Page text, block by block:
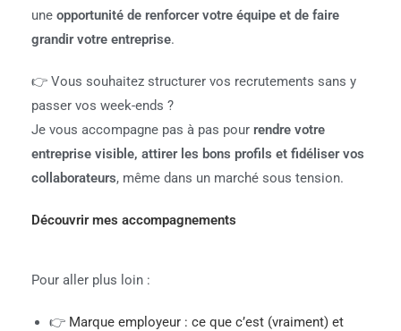
une opportunité de renforcer votre équipe et de faire
grandir votre entreprise.
👉 Vous souhaitez structurer vos recrutements sans y
passer vos week-ends ?
Je vous accompagne pas à pas pour rendre votre
entreprise visible, attirer les bons profils et fidéliser vos
collaborateurs, même dans un marché sous tension.
Découvrir mes accompagnements
Pour aller plus loin :
👉 Marque employeur : ce que c’est (vraiment) et